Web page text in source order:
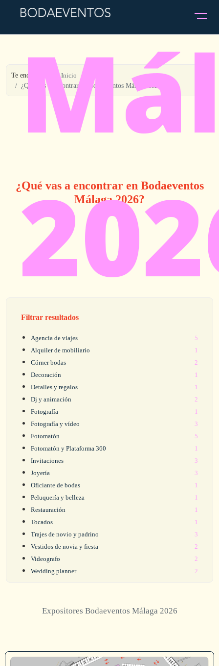
Te encuentras en:Inicio
¿Qué vas a encontrar en Bodaeventos Málaga 2026?
¿Qué vas a encontrar en Bodaeventos
Málaga 2026?
Filtrar resultados
Agencia de viajes
5
Alquiler de mobiliario
1
Córner bodas
2
Decoración
1
Detalles y regalos
1
Dj y animación
2
Fotografía
1
Fotografía y vídeo
3
Fotomatón
5
Fotomatón y Plataforma 360
1
Invitaciones
3
Joyería
3
Oficiante de bodas
1
Peluquería y belleza
1
Restauración
1
Tocados
1
Trajes de novio y padrino
3
Vestidos de novia y fiesta
2
Videografo
2
Wedding planner
2
Expositores Bodaeventos Málaga 2026